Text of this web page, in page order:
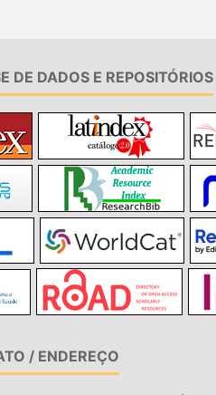
DE DADOS E REPOSITÓRIOS
/ ENDEREÇO